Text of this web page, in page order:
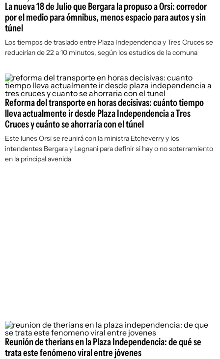
La nueva 18 de Julio que Bergara la propuso a Orsi: corredor
por el medio para ómnibus, menos espacio para autos y sin
túnel
Los tiempos de traslado entre Plaza Independencia y Tres Cruces se
reducirían de 22 a 10 minutos, según los estudios de la comuna
Reforma del transporte en horas decisivas: cuánto tiempo
lleva actualmente ir desde Plaza Independencia a Tres
Cruces y cuánto se ahorraría con el túnel
Este lunes Orsi se reunirá con la ministra Etcheverry y los
intendentes Bergara y Legnani para definir si hay o no soterramiento
en la principal avenida
Reunión de therians en la Plaza Independencia: de qué se
trata este fenómeno viral entre jóvenes